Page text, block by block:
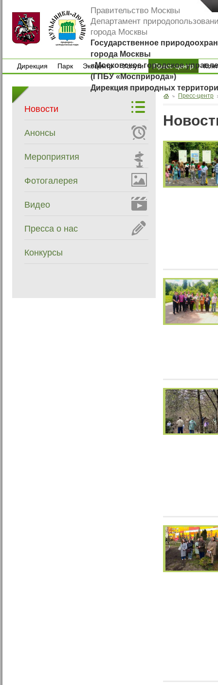
Правительство Москвы
Департамент
города Москвы
Государственное
города Москвы
«Московское городское
(ГПБУ «Мосприрода»)
Дирекция природных
Дирекция
Парк
Экоцентр
Экоцентр
Услуги
Услуги
Пресс-центр
Новости
Анонсы
Мероприятия
Фотогалерея
Видео
Пресса о нас
Конкурсы
Пресс-центр